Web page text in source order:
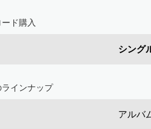
ド購入
シング
インナップ
アルバ